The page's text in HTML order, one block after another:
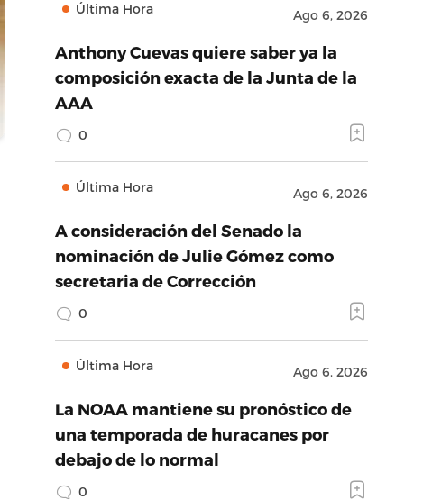
Última Hora Ago 6, 2026
Anthony Cuevas quiere saber ya la
composición exacta de la Junta de la
AAA
0
Última Hora Ago 6, 2026
A consideración del Senado la
nominación de Julie Gómez como
secretaria de Corrección
0
Última Hora Ago 6, 2026
La NOAA mantiene su pronóstico de
una temporada de huracanes por
debajo de lo normal
0